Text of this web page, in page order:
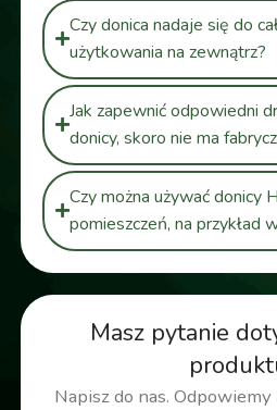
Masz pytanie
Napisz do nas.
Czy donica nadaje się do
użytkowania na zewnątrz?
Jak zapewnić odpowiedni
donicy, skoro nie ma
Czy można używać donicy
pomieszczeń, na przykład